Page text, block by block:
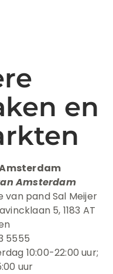
en
Amsterdam
van pand Sal Meijer
5, 1183 AT
5555
10:00-22:00 uur;
uur